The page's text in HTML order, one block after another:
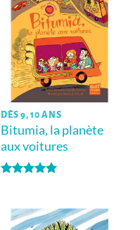
DÈS 9, 10 ANS
Bitumia, la planète
aux voitures